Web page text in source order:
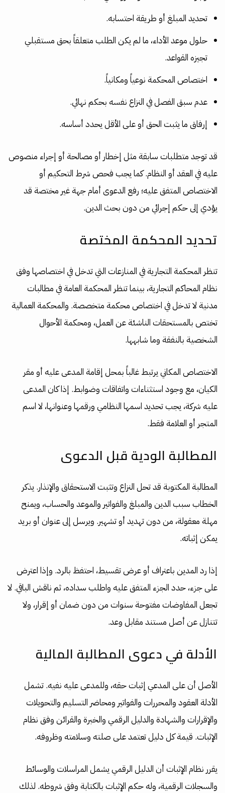
تحديد المبلغ أو طريقة احتسابه.
حلول موعد الأداء، ما لم يكن الطلب متعلقاً بحق مستقبلي
تجيزه القواعد.
اختصاص المحكمة نوعياً ومكانياً.
عدم سبق الفصل في النزاع نفسه بحكم نهائي.
إرفاق ما يثبت الحق أو على الأقل يحدد أساسه.
قد توجد متطلبات سابقة مثل إخطار أو مصالحة أو إجراء منصوص
عليه في العقد أو النظام. كما يجب فحص شرط التحكيم أو
الاختصاص المتفق عليه؛ رفع الدعوى أمام جهة غير مختصة قد
يؤدي إلى حكم إجرائي من دون بحث الدين.
تحديد المحكمة المختصة
تنظر المحكمة التجارية في المنازعات التي تدخل في اختصاصها وفق
نظام المحاكم التجارية، بينما تنظر المحكمة العامة في مطالبات
مدنية لا تدخل في اختصاص محكمة متخصصة. والمحكمة العمالية
تختص بالمستحقات الناشئة عن العمل، ومحكمة الأحوال
الشخصية بالنفقة وما شابهها.
الاختصاص المكاني يرتبط غالباً بمحل إقامة المدعى عليه أو مقر
الكيان، مع وجود استثناءات واتفاقات وضوابط. إذا كان المدعى
عليه شركة، يجب تحديد اسمها النظامي ورقمها وعنوانها، لا اسم
المتجر أو العلامة فقط.
المطالبة الودية قبل الدعوى
المطالبة المكتوبة قد تحل النزاع وتثبت الاستحقاق والإنذار. يذكر
الخطاب سبب الدين والمبلغ والفواتير والموعد والحساب، ويمنح
مهلة معقولة، من دون تهديد أو تشهير. ويرسل إلى عنوان أو بريد
يمكن إثباته.
إذا رد المدين باعتراف أو عرض تقسيط، احتفظ بالرد. وإذا اعترض
على جزء، حدد الجزء المتفق عليه واطلب سداده، ثم ناقش الباقي. لا
تجعل المفاوضات مفتوحة سنوات من دون ضمان أو إقرار، ولا
تتنازل عن أصل مستند مقابل وعد.
الأدلة في دعوى المطالبة المالية
الأصل أن على المدعي إثبات حقه، وللمدعى عليه نفيه. تشمل
الأدلة العقود والمحررات والفواتير ومحاضر التسليم والتحويلات
والإقرارات والشهادة والدليل الرقمي والخبرة والقرائن وفق نظام
الإثبات. قيمة كل دليل تعتمد على صلته وسلامته وظروفه.
يقرر نظام الإثبات أن الدليل الرقمي يشمل المراسلات والوسائط
والسجلات الرقمية، وله حكم الإثبات بالكتابة وفق شروطه. لذلك